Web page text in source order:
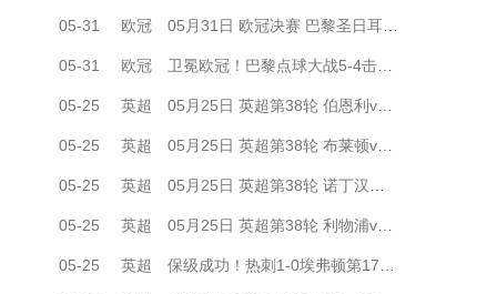
05-31 欧冠 05月31日 欧冠决赛 巴黎圣日耳曼vs阿森纳 全场录像
05-31 欧冠 卫冕欧冠！巴黎点球大战5-4击败阿森纳夺冠 加布里埃尔、埃泽失点
05-25 英超 05月25日 英超第38轮 伯恩利vs狼队 全场录像
05-25 英超 05月25日 英超第38轮 布莱顿vs曼联 全场录像
05-25 英超 05月25日 英超第38轮 诺丁汉森林vs伯恩茅斯 全场录像
05-25 英超 05月25日 英超第38轮 利物浦vs布伦特福德 全场录像
05-25 英超 保级成功！热刺1-0埃弗顿第17收官 帕利尼亚制胜热刺近6轮仅1负